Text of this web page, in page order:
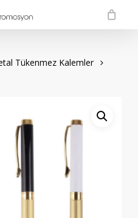
Tükenmez Kalemler